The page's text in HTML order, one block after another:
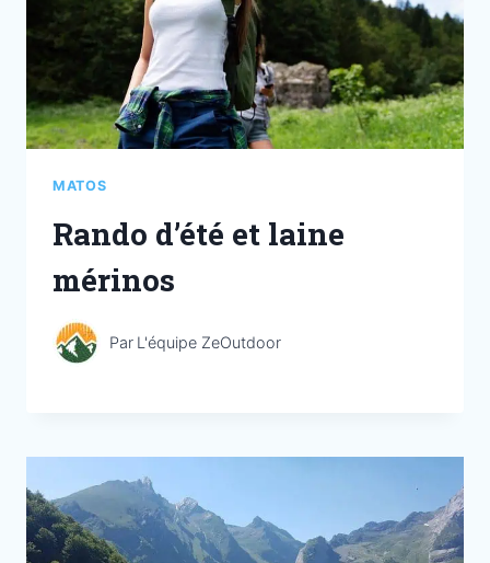
MATOS
Rando d’été et laine
mérinos
Par L'équipe ZeOutdoor